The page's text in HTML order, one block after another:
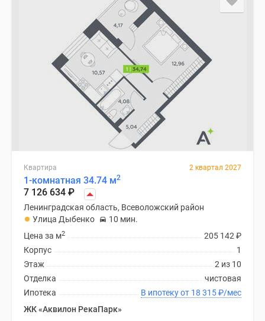
Квартира 2 квартал 2027
1-комнатная 34.74 м2
7 126 634 ₽
Ленинградская область, Всеволожский район
Улица Дыбенко
10 мин.
205 142 ₽
Цена за м2
1
Корпус
2 из 10
Этаж
чистовая
Отделка
В ипотеку от 18 315₽/мес
Ипотека
ЖК «Аквилон РекаПарк»